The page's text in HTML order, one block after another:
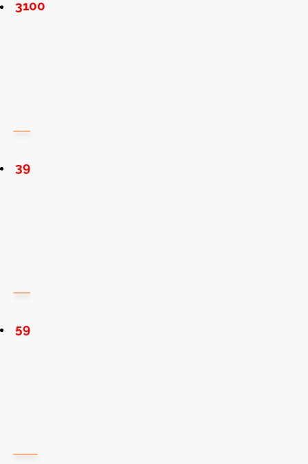
3100
39
59